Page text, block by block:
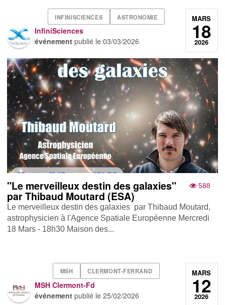
INFINISCIENCES ASTRONOMIE
InfiniSciences
événement publié le03/03/2026
MARS
18
2026
588
"Le merveilleux destin des galaxies"
par Thibaud Moutard (ESA)
Le merveilleux destin des galaxies par Thibaud Moutard,
astrophysicien à l'Agence Spatiale Européenne Mercredi
18 Mars - 18h30 Maison des...
MSH CLERMONT-FERRAND
MSH Clermont-Fd
événement publié le25/02/2026
MARS
12
2026